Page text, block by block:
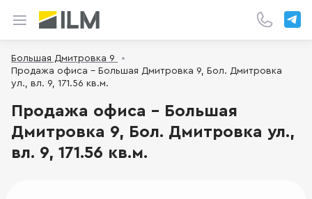
Большая Дмитровка 9
Продажа офиса - Большая Дмитровка 9, Бол. Дмитровка
ул., вл. 9, 171.56 кв.м.
Продажа офиса - Большая
Дмитровка 9, Бол. Дмитровка ул.,
вл. 9, 171.56 кв.м.